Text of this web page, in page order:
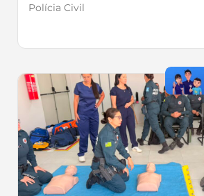
Polícia Civil